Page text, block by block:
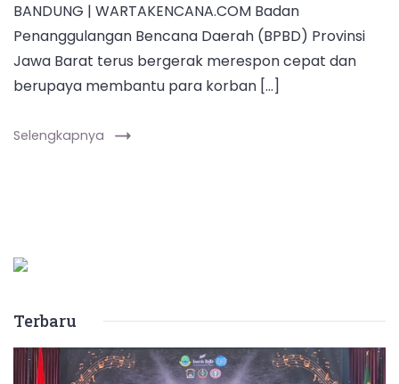
BANDUNG | WARTAKENCANA.COM Badan
Penanggulangan Bencana Daerah (BPBD) Provinsi
Jawa Barat terus bergerak merespon cepat dan
berupaya membantu para korban […]
Selengkapnya
Terbaru